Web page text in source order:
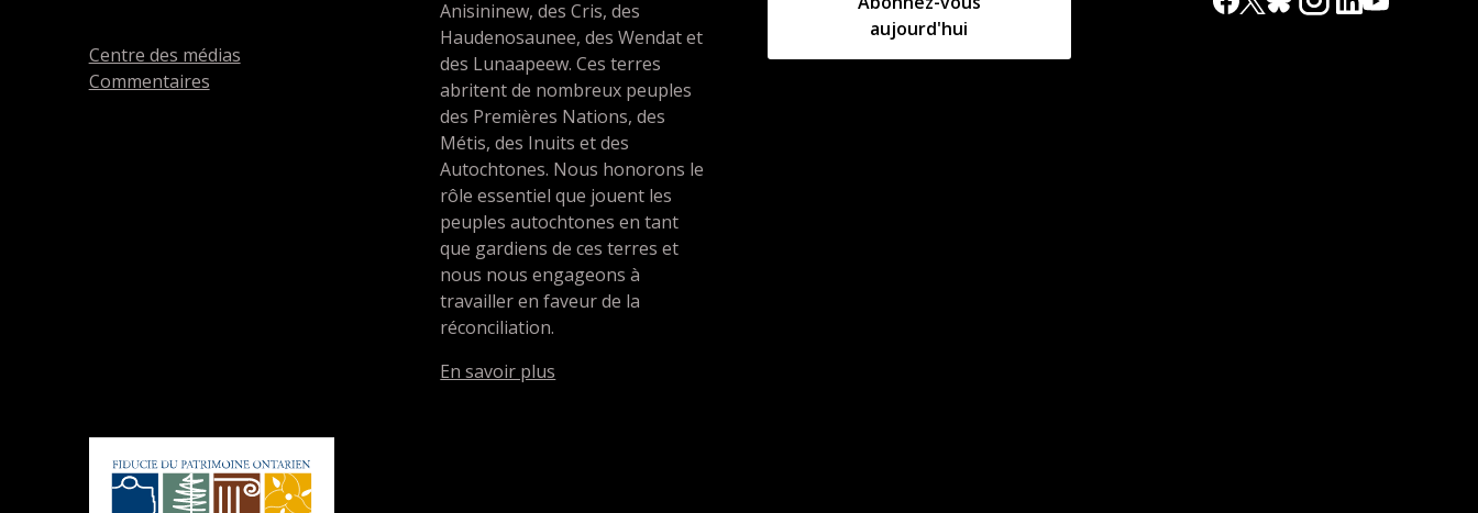
Centre des médias
Commentaires
Anisininew, des Cris, des
Haudenosaunee, des Wendat et
des Lunaapeew. Ces terres
abritent de nombreux peuples
des Premières Nations, des
Métis, des Inuits et des
Autochtones. Nous honorons le
rôle essentiel que jouent les
peuples autochtones en tant
que gardiens de ces terres et
nous nous engageons à
travailler en faveur de la
réconciliation.
En savoir plus
aujourd'hui